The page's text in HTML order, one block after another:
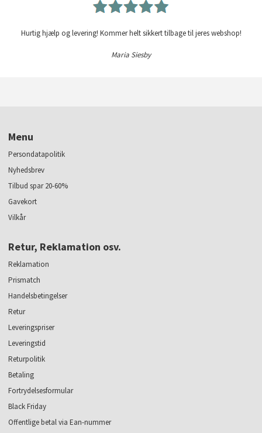
Hurtig hjælp og levering! Kommer helt sikkert tilbage til jeres webshop!
Maria Siesby
Menu
Persondatapolitik
Nyhedsbrev
Tilbud spar 20-60%
Gavekort
Vilkår
Retur, Reklamation osv.
Reklamation
Prismatch
Handelsbetingelser
Retur
Leveringspriser
Leveringstid
Returpolitik
Betaling
Fortrydelsesformular
Black Friday
Offentlige betal via Ean-nummer